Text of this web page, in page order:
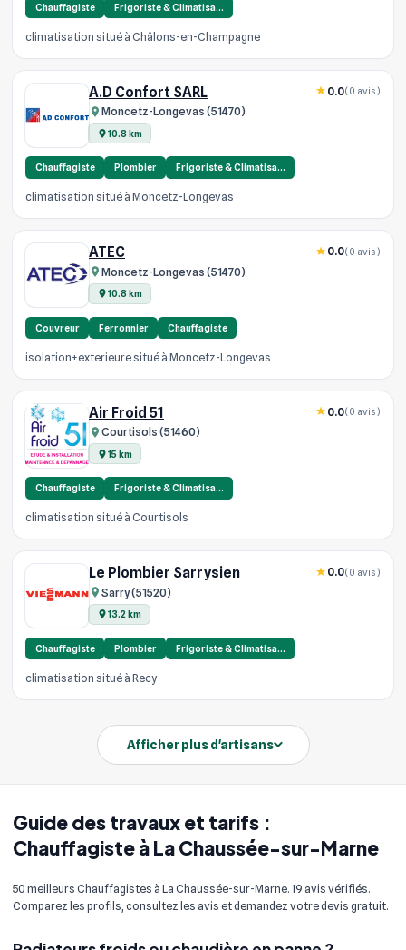
Guide des travaux et tarifs :
Chauffagiste à La Chaussée-sur-Marne
50 meilleurs Chauffagistes à La Chaussée-sur-Marne. 19 avis vérifiés.
Comparez les profils, consultez les avis et demandez votre devis gratuit.
Chauffagiste Frigoriste & Climatisa…
climatisation situé à Châlons-en-Champagne
A.D Confort SARL
Moncetz-Longevas (51470)
10.8 km
0.0(0 avis)
Chauffagiste Plombier Frigoriste & Climatisa…
climatisation situé à Moncetz-Longevas
ATEC
Moncetz-Longevas (51470)
10.8 km
0.0(0 avis)
Couvreur Ferronnier Chauffagiste
isolation+exterieure situé à Moncetz-Longevas
Air Froid 51
Courtisols (51460)
15 km
0.0(0 avis)
Chauffagiste Frigoriste & Climatisa…
climatisation situé à Courtisols
Le Plombier Sarrysien
Sarry (51520)
13.2 km
0.0(0 avis)
Chauffagiste Plombier Frigoriste & Climatisa…
climatisation situé à Recy
Afficher plus d'artisans